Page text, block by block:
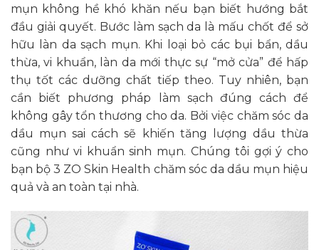
mụn không hề khó khăn nếu bạn biết hướng bắt
đầu giải quyết. Bước làm sạch da là mấu chốt để sở
hữu làn da sạch mụn. Khi loại bỏ các bụi bẩn, dầu
thừa, vi khuẩn, làn da mới thực sự “mở cửa” để hấp
thụ tốt các dưỡng chất tiếp theo. Tuy nhiên, bạn
cần biết phương pháp làm sạch đúng cách để
không gây tổn thương cho da. Bởi việc chăm sóc da
dầu mụn sai cách sẽ khiến tăng lượng dầu thừa
cũng như vi khuẩn sinh mụn. Chúng tôi gợi ý cho
bạn bộ 3 ZO Skin Health chăm sóc da dầu mụn hiệu
quả và an toàn tại nhà.